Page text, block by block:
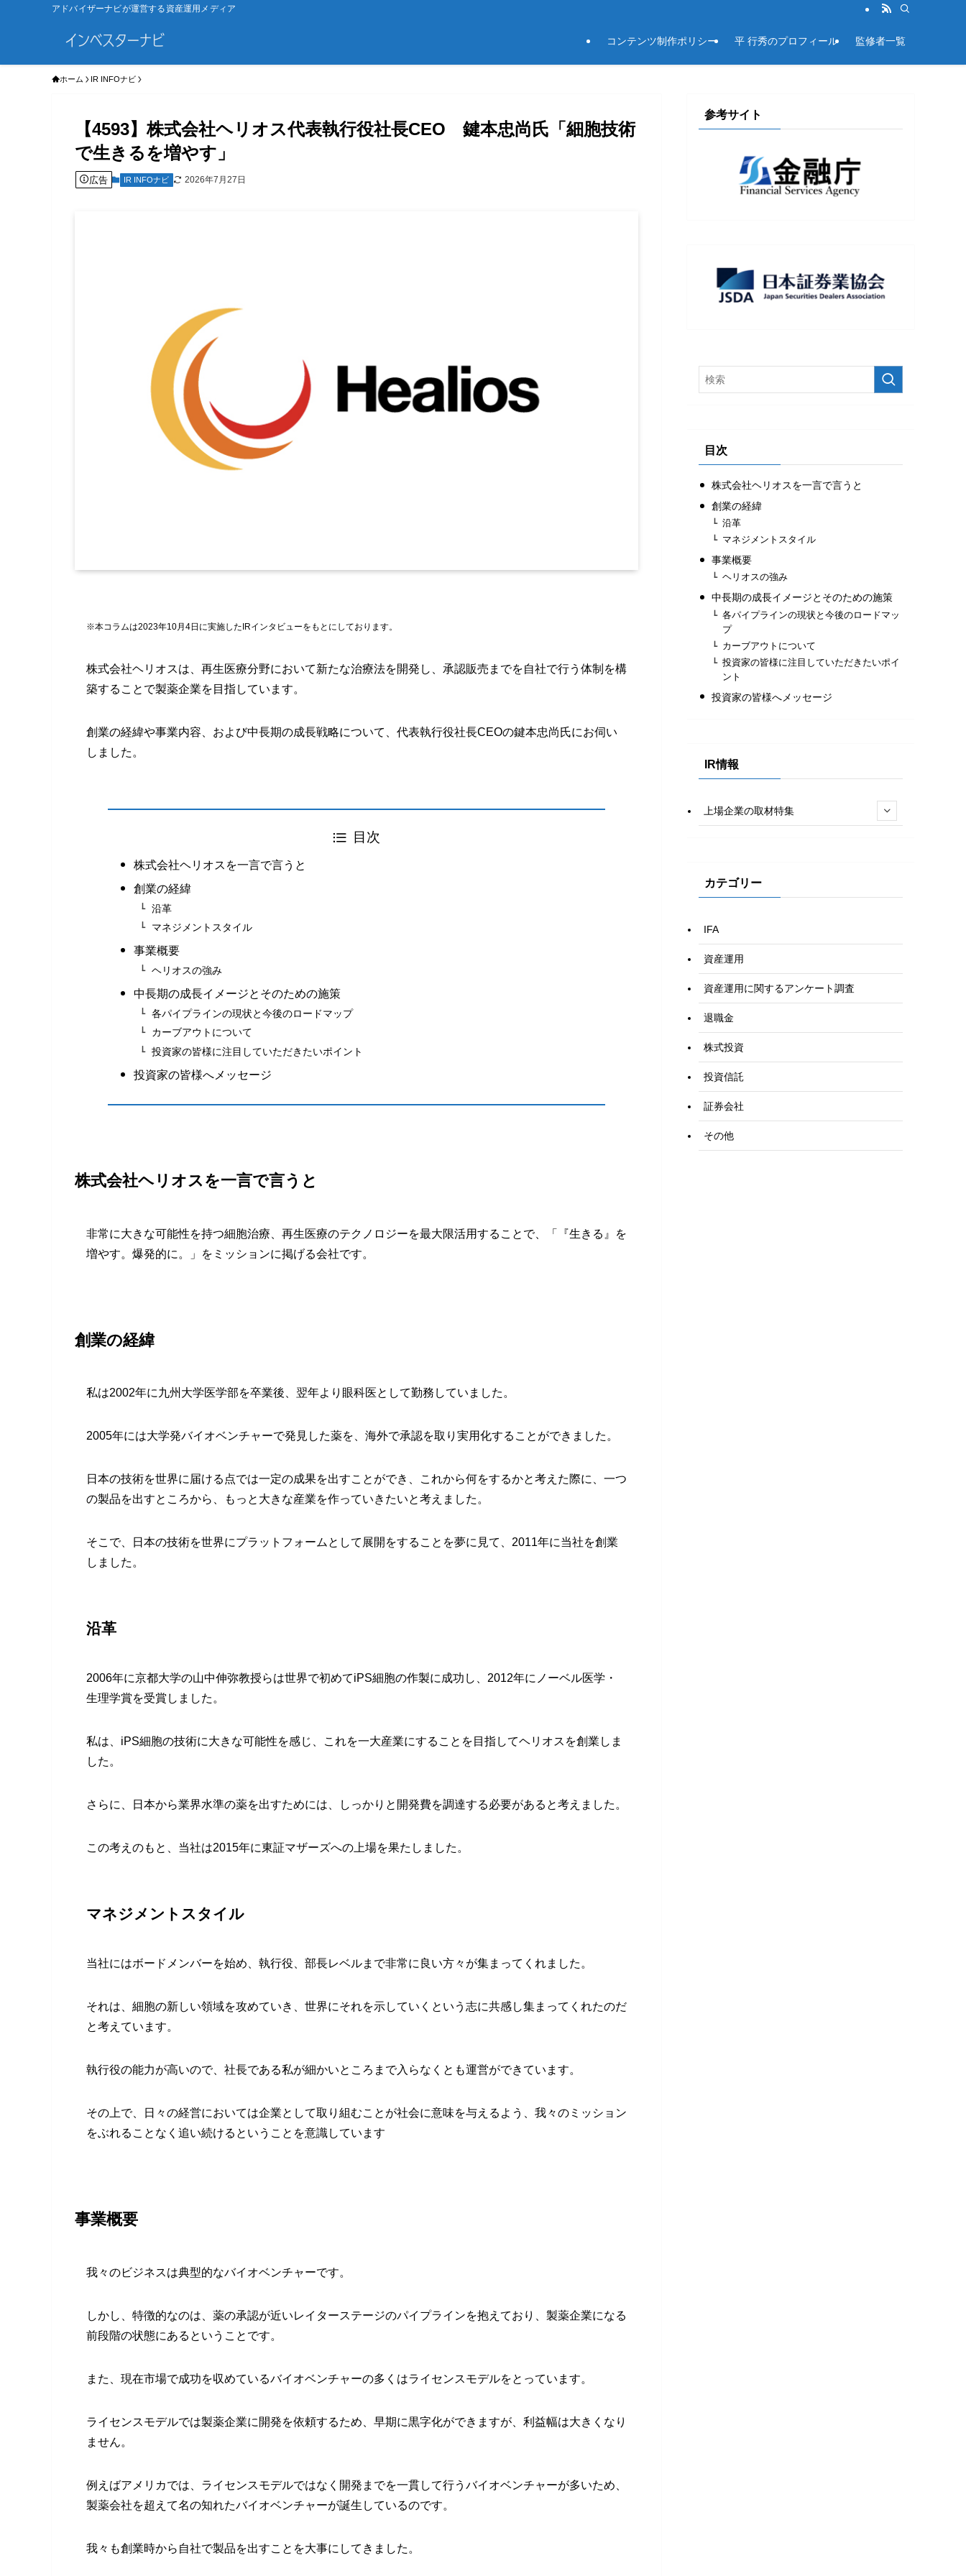
アドバイザーナビが運営する資産運用メディア
コンテンツ制作ポリシー 平 行秀のプロフィール 監修者一覧
ホーム IR INFOナビ
【4593】株式会社ヘリオス代表執行役社長CEO 鍵本忠尚氏「細胞技術
で生きるを増やす」
広告 IR INFOナビ 2026年7月27日
※本コラムは2023年10月4日に実施したIRインタビューをもとにしております。
株式会社ヘリオスは、再生医療分野において新たな治療法を開発し、承認販売までを自社で行う体制を構
築することで製薬企業を目指しています。
創業の経緯や事業内容、および中長期の成長戦略について、代表執行役社長CEOの鍵本忠尚氏にお伺い
しました。
目次
株式会社ヘリオスを一言で言うと
創業の経緯
沿革
マネジメントスタイル
事業概要
ヘリオスの強み
中長期の成長イメージとそのための施策
各パイプラインの現状と今後のロードマップ
カーブアウトについて
投資家の皆様に注目していただきたいポイント
投資家の皆様へメッセージ
株式会社ヘリオスを一言で言うと
非常に大きな可能性を持つ細胞治療、再生医療のテクノロジーを最大限活用することで、「『生きる』を
増やす。爆発的に。」をミッションに掲げる会社です。
創業の経緯
私は2002年に九州大学医学部を卒業後、翌年より眼科医として勤務していました。
2005年には大学発バイオベンチャーで発見した薬を、海外で承認を取り実用化することができました。
日本の技術を世界に届ける点では一定の成果を出すことができ、これから何をするかと考えた際に、一つ
の製品を出すところから、もっと大きな産業を作っていきたいと考えました。
そこで、日本の技術を世界にプラットフォームとして展開をすることを夢に見て、2011年に当社を創業
しました。
沿革
2006年に京都大学の山中伸弥教授らは世界で初めてiPS細胞の作製に成功し、2012年にノーベル医学・
生理学賞を受賞しました。
私は、iPS細胞の技術に大きな可能性を感じ、これを一大産業にすることを目指してヘリオスを創業しま
した。
さらに、日本から業界水準の薬を出すためには、しっかりと開発費を調達する必要があると考えました。
この考えのもと、当社は2015年に東証マザーズへの上場を果たしました。
マネジメントスタイル
当社にはボードメンバーを始め、執行役、部長レベルまで非常に良い方々が集まってくれました。
それは、細胞の新しい領域を攻めていき、世界にそれを示していくという志に共感し集まってくれたのだ
と考えています。
執行役の能力が高いので、社長である私が細かいところまで入らなくとも運営ができています。
その上で、日々の経営においては企業として取り組むことが社会に意味を与えるよう、我々のミッション
をぶれることなく追い続けるということを意識しています
事業概要
我々のビジネスは典型的なバイオベンチャーです。
しかし、特徴的なのは、薬の承認が近いレイターステージのパイプラインを抱えており、製薬企業になる
前段階の状態にあるということです。
また、現在市場で成功を収めているバイオベンチャーの多くはライセンスモデルをとっています。
ライセンスモデルでは製薬企業に開発を依頼するため、早期に黒字化ができますが、利益幅は大きくなり
ません。
例えばアメリカでは、ライセンスモデルではなく開発までを一貫して行うバイオベンチャーが多いため、
製薬会社を超えて名の知れたバイオベンチャーが誕生しているのです。
我々も創業時から自社で製品を出すことを大事にしてきました。
参考サイト
目次
株式会社ヘリオスを一言で言うと
創業の経緯
沿革
マネジメントスタイル
事業概要
ヘリオスの強み
中長期の成長イメージとそのための施策
各パイプラインの現状と今後のロードマッ
プ
カーブアウトについて
投資家の皆様に注目していただきたいポイ
ント
投資家の皆様へメッセージ
IR情報
上場企業の取材特集
カテゴリー
IFA
資産運用
資産運用に関するアンケート調査
退職金
株式投資
投資信託
証券会社
その他